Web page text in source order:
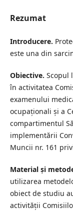
Rezumat
Introducere.
este una din
Obiective. Scopul
în activitatea
examenului
ocupaționali și a
compartimentul
implementării
Muncii nr. 161
Material și
utilizarea
obiect de studiu
activității